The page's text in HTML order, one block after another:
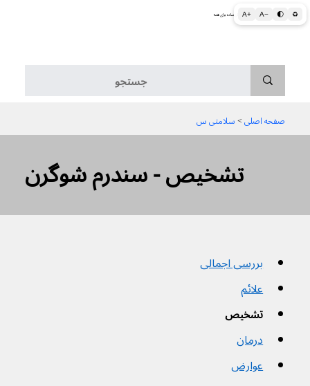
A+ A− 🌓 ♻ اطلاعات پزشکی و بهداشتی به زبان ساده برای همه
صفحه اصلی > سلامتی س
تشخیص - سندرم شوگرن
بررسی اجمالی
علائم
تشخیص
درمان
عوارض